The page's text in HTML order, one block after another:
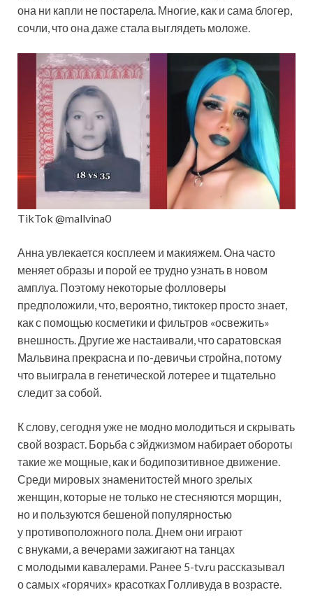
она ни капли не постарела. Многие, как и сама блогер,
сочли, что она даже стала выглядеть моложе.
TikTok @mallvina0
Анна увлекается косплеем и макияжем. Она часто
меняет образы и порой ее трудно узнать в новом
амплуа. Поэтому некоторые фолловеры
предположили, что, вероятно, тиктокер просто знает,
как с помощью косметики и фильтров «освежить»
внешность. Другие же настаивали, что саратовская
Мальвина прекрасна и по-девичьи стройна, потому
что выиграла в генетической лотерее и тщательно
следит за собой.
К слову, сегодня уже не модно молодиться и скрывать
свой возраст. Борьба с эйджизмом набирает обороты
такие же мощные, как и бодипозитивное движение.
Среди мировых знаменитостей много зрелых
женщин, которые не только не стесняются морщин,
но и пользуются бешеной популярностью
у противоположного пола. Днем они играют
с внуками, а вечерами зажигают на танцах
с молодыми кавалерами. Ранее 5-tv.ru рассказывал
о самых «горячих» красотках Голливуда в возрасте.